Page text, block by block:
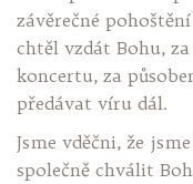
závěrečné
chtěl vzdát Bohu,
koncertu, za
předávat víru dál.
Jsme vděčni, že
společně chválit